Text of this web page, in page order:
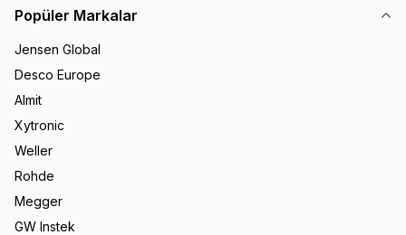
Popüler Markalar
Jensen Global
Desco Europe
Almit
Xytronic
Weller
Rohde
Megger
GW Instek